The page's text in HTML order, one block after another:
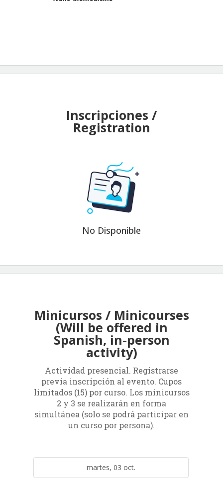
Inscripciones /
Registration
No Disponible
Minicursos / Minicourses
(Will be offered in
Spanish, in-person
activity)
Actividad presencial. Registrarse
previa inscripción al evento. Cupos
limitados (15) por curso. Los minicursos
2 y 3 se realizarán en forma
simultánea (solo se podrá participar en
un curso por persona).
martes, 03 oct.